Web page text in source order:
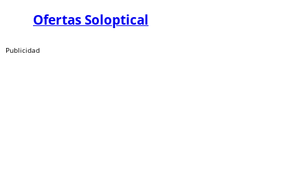
Ofertas Soloptical
Publicidad